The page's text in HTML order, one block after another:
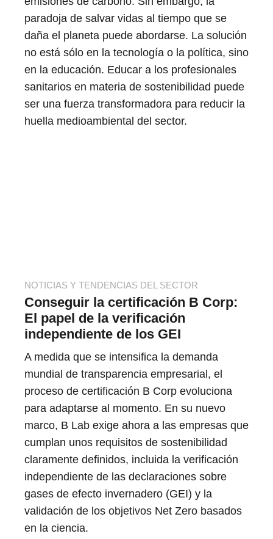
paradoja de salvar vidas al tiempo que se
daña el planeta puede abordarse. La solución
no está sólo en la tecnología o la política, sino
en la educación. Educar a los profesionales
sanitarios en materia de sostenibilidad puede
ser una fuerza transformadora para reducir la
huella medioambiental del sector.
NOTICIAS Y TENDENCIAS DEL SECTOR
Conseguir la certificación B Corp:
El papel de la verificación
independiente de los GEI
A medida que se intensifica la demanda
mundial de transparencia empresarial, el
proceso de certificación B Corp evoluciona
para adaptarse al momento. En su nuevo
marco, B Lab exige ahora a las empresas que
cumplan unos requisitos de sostenibilidad
claramente definidos, incluida la verificación
independiente de las declaraciones sobre
gases de efecto invernadero (GEI) y la
validación de los objetivos Net Zero basados
en la ciencia.